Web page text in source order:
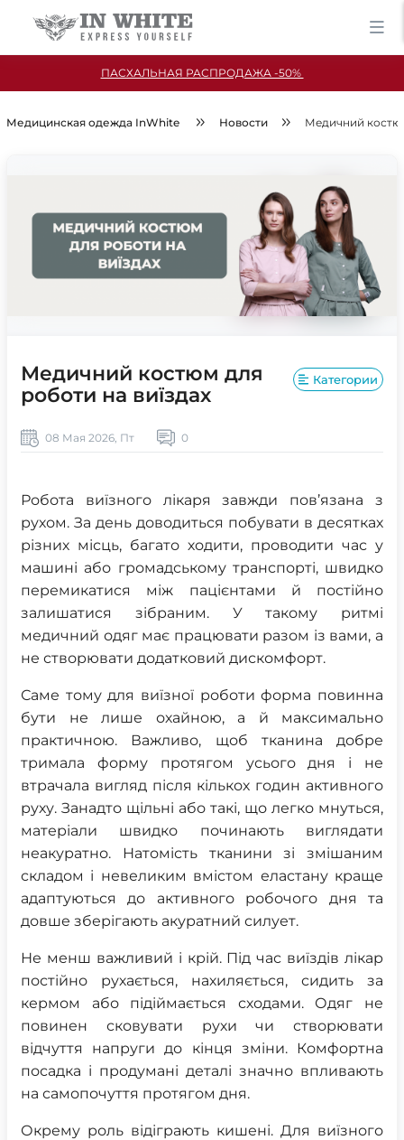
ПАСХАЛЬНАЯ РАСПРОДАЖА -50%
Медицинская одежда InWhite Новости Медичний
Медичний костюм для
роботи на виїздах
Категории
08 Мая 2026, Пт 0
Робота виїзного лікаря завжди пов’язана з
рухом. За день доводиться побувати в десятках
різних місць, багато ходити, проводити час у
машині або громадському транспорті, швидко
перемикатися між пацієнтами й постійно
залишатися зібраним. У такому ритмі
медичний одяг має працювати разом із вами, а
не створювати додатковий дискомфорт.
Саме тому для виїзної роботи форма повинна
бути не лише охайною, а й максимально
практичною. Важливо, щоб тканина добре
тримала форму протягом усього дня і не
втрачала вигляд після кількох годин активного
руху. Занадто щільні або такі, що легко мнуться,
матеріали швидко починають виглядати
неакуратно. Натомість тканини зі змішаним
складом і невеликим вмістом еластану краще
адаптуються до активного робочого дня та
довше зберігають акуратний силует.
Не менш важливий і крій. Під час виїздів лікар
постійно рухається, нахиляється, сидить за
кермом або підіймається сходами. Одяг не
повинен сковувати рухи чи створювати
відчуття напруги до кінця зміни. Комфортна
посадка і продумані деталі значно впливають
на самопочуття протягом дня.
Окрему роль відіграють кишені. Для виїзного